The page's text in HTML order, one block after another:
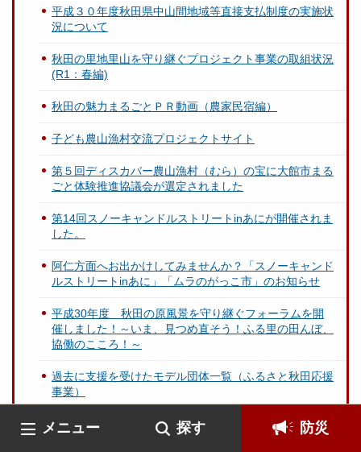
メニュー 探す 防災
平成３０年度秋田県中山間地域等直接支払制度の実施状
況について
秋田の里地里山を守り継ぐプロジェクト事業の取組状況
(R1：春編)
秋田の魅力まるごとＰＲ動画（農家民宿編）
子ども農山漁村交流プロジェクトサイト
第５回ディスカバー農山漁村（むら）の宝に大館市まる
ごと体験推進協議会が選定されました
第14回スノーキャンドルストリートinあにが開催されま
した。
阿仁方面へお出かけしてみませんか？「スノーキャンド
ルストリートinあに」「ムラのがっこ市」のお知らせ
平成30年度 秋田の原風景を守り継ぐフォーラムを開
催しました！～いま、見つめ直そう！ふる里の田んぼ、
協働のこころ！～
過去に支援を受けたモデル団体一覧（ふるさと秋田応援
事業）
「スノーキャンドルストリートinあに」を開催します。